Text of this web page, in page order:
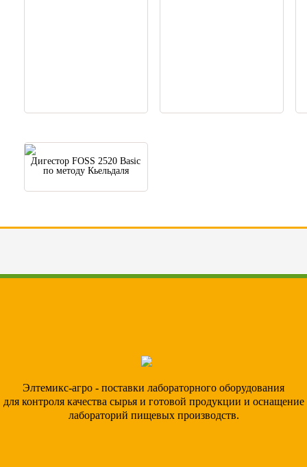
Дигестор FOSS 2520 Basic
по методу Кьельдаля
Элтемикс-агро - поставки лабораторного оборудования
для контроля качества сырья и готовой продукции и оснащение
лабораторий пищевых производств.